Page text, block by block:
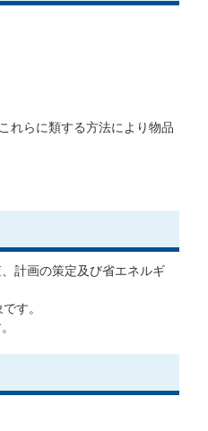
れらに類する方法により物品
計画の策定及び省エネルギ
す。